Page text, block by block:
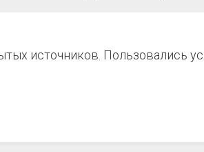
источников. Пользовались